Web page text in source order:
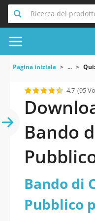
Ricerca del
Pagina iniziale ...
4.7 (95
Bando
per la
1 posto
Bando di
Pubblico